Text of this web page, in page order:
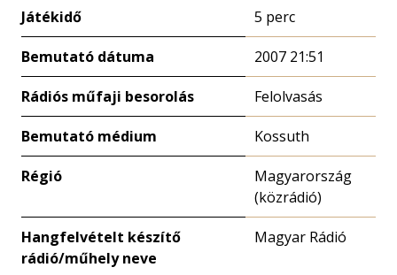
Játékidő 5 perc
Bemutató dátuma 2007 21:51
Rádiós műfaji besorolás Felolvasás
Bemutató médium Kossuth
Régió
Magyarország
(közrádió)
Hangfelvételt készítő
rádió/műhely neve
Magyar Rádió